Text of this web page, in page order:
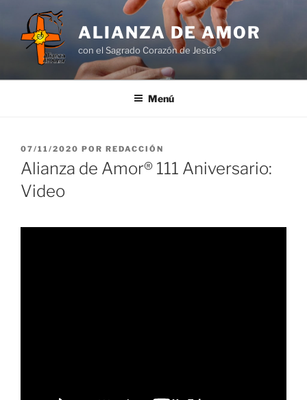
contenido
ALIANZA DE AMOR
con el Sagrado Corazón de Jesús®
Menú
PUBLICADO
EL
07/11/2020 POR REDACCIÓN
Alianza de Amor® 111 Aniversario:
Video